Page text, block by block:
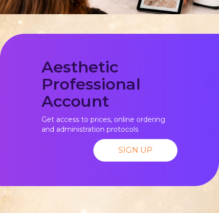
Aesthetic
Professional
Account
Get access to prices, online ordering
and administration protocols
SIGN UP